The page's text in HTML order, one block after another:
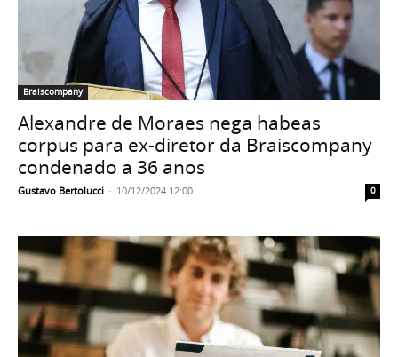
Braiscompany
Alexandre de Moraes nega habeas
corpus para ex-diretor da Braiscompany
condenado a 36 anos
Gustavo Bertolucci - 10/12/2024 12:00 0